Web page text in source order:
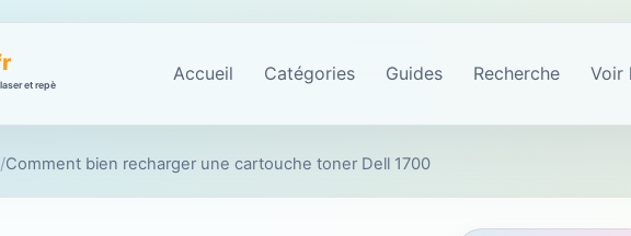
Accueil Catégories Guides Recherche Voir
/Comment bien recharger une cartouche toner Dell 1700